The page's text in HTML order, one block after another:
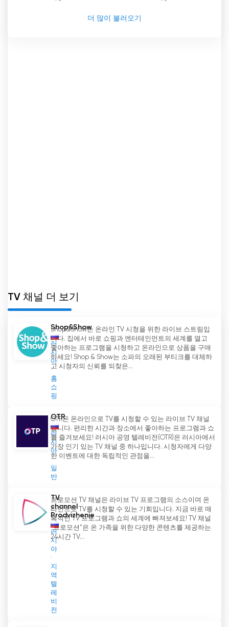
더 많이 불러오기
TV 채널 더 보기
Shop&Show
러
시
아
홈
쇼
핑
Shop&Show는 온라인 TV 시청을 위한 라이브 스트림입
니다. 집에서 바로 쇼핑과 엔터테인먼트의 세계를 열고
좋아하는 프로그램을 시청하고 온라인으로 상품을 구매
하세요! Shop & Show는 소파의 오래된 부티크를 대체하
고 시청자의 신뢰를 되찾은...
OTR
러
시
아
일
반
OTR은 온라인으로 TV를 시청할 수 있는 라이브 TV 채널
입니다. 편리한 시간과 장소에서 좋아하는 프로그램과 쇼
를 즐겨보세요! 러시아 공영 텔레비전(OTR)은 러시아에서
가장 인기 있는 TV 채널 중 하나입니다. 시청자에게 다양
한 이벤트에 대한 독립적인 관점을...
TV
channel
Prodvizhenie
러
시
아
지
역
텔
레
비
전
프로모션 TV 채널은 라이브 TV 프로그램의 소스이며 온
라인으로 TV를 시청할 수 있는 기회입니다. 지금 바로 매
혹적인 TV 프로그램과 쇼의 세계에 빠져보세요! TV 채널
"프로모션"은 온 가족을 위한 다양한 콘텐츠를 제공하는
24시간 TV...